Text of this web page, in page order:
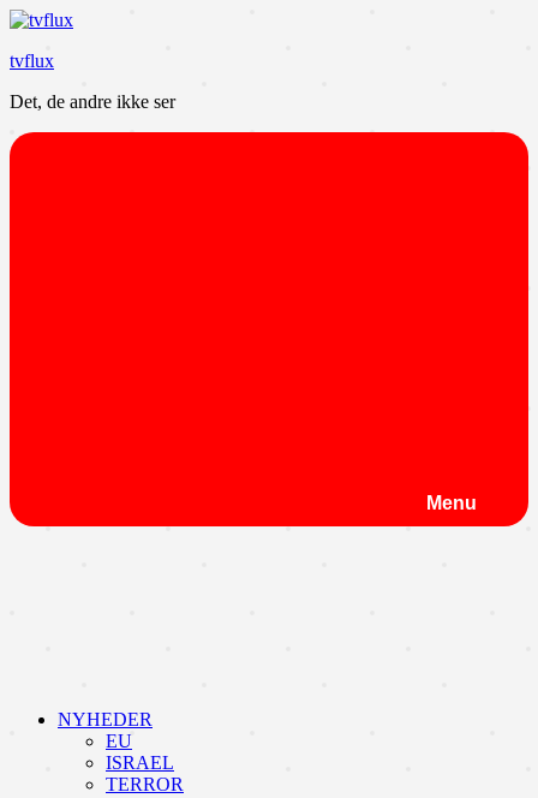
Videre
indhold
tvflux
Det, de andre ikke ser
Menu
NYHEDER
EU
ISRAEL
TERROR